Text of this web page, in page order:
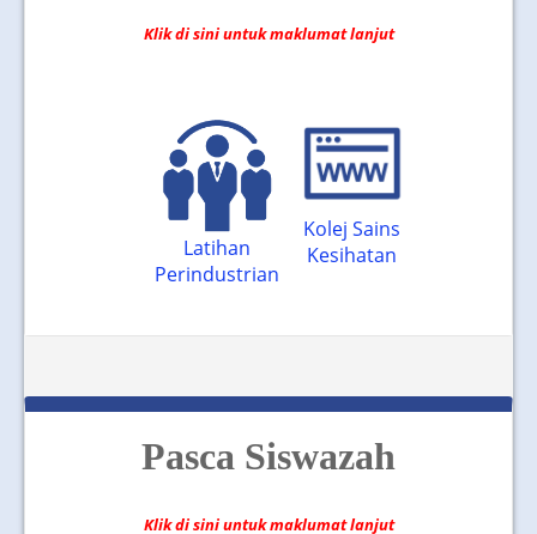
Klik di sini untuk maklumat lanjut
Latihan
Perindustrian
Kolej Sains
Kesihatan
Pasca Siswazah
Klik di sini untuk maklumat lanjut